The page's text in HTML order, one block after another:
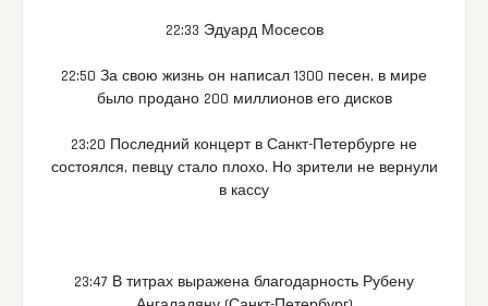
22:33 Эдуард Мосесов
22:50 За свою жизнь он написал 1300 песен, в мире
было продано 200 миллионов его дисков
23:20 Последний концерт в Санкт-Петербурге не
состоялся, певцу стало плохо. Но зрители не вернули
в кассу
23:47 В титрах выражена благодарность Рубену